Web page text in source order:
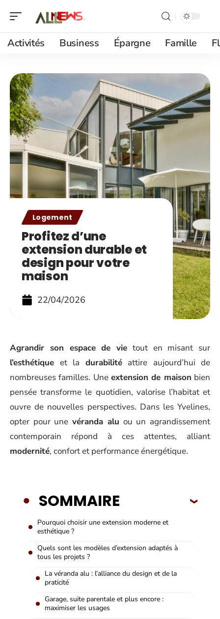
Activités Business Épargne Famille
Logement
Profitez d’une
extension durable et
design pour votre
maison
22/04/2026
Agrandir son espace de vie tout en misant sur
l’esthétique et la durabilitéattire aujourd’hui de
nombreuses familles. Une extension de maison bien
pensée transforme le quotidien, valorise l’habitat et
ouvre de nouvelles perspectives. Dans les Yvelines,
opter pour unevéranda alu ou un agrandissement
contemporain répond à ces attentes, alliant
modernité, confort et performance énergétique.
SOMMAIRE
Pourquoi choisir une extension moderne et
esthétique ?
Quels sont les modèles d’extension adaptés à
tous les projets ?
La véranda alu : l’alliance du design et de la
praticité
Garage, suite parentale et plus encore :
maximiser les usages